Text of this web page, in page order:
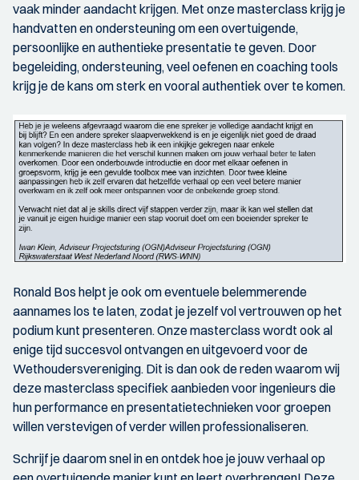
vaak minder aandacht krijgen. Met onze masterclass krijg je
handvatten en ondersteuning om een overtuigende,
persoonlijke en authentieke presentatie te geven. Door
begeleiding, ondersteuning, veel oefenen en coaching tools
krijg je de kans om sterk en vooral authentiek over te komen.
Ronald Bos helpt je ook om eventuele belemmerende
aannames los te laten, zodat je jezelf vol vertrouwen op het
podium kunt presenteren. Onze masterclass wordt ook al
enige tijd succesvol ontvangen en uitgevoerd voor de
Wethoudersvereniging. Dit is dan ook de reden waarom wij
deze masterclass specifiek aanbieden voor ingenieurs die
hun performance en presentatietechnieken voor groepen
willen verstevigen of verder willen professionaliseren.
Schrijf je daarom snel in en ontdek hoe je jouw verhaal op